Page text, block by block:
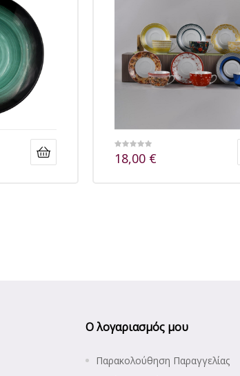
18,00 €
Ο λογαριασμός μου
Παρακολούθηση Παραγγελίας